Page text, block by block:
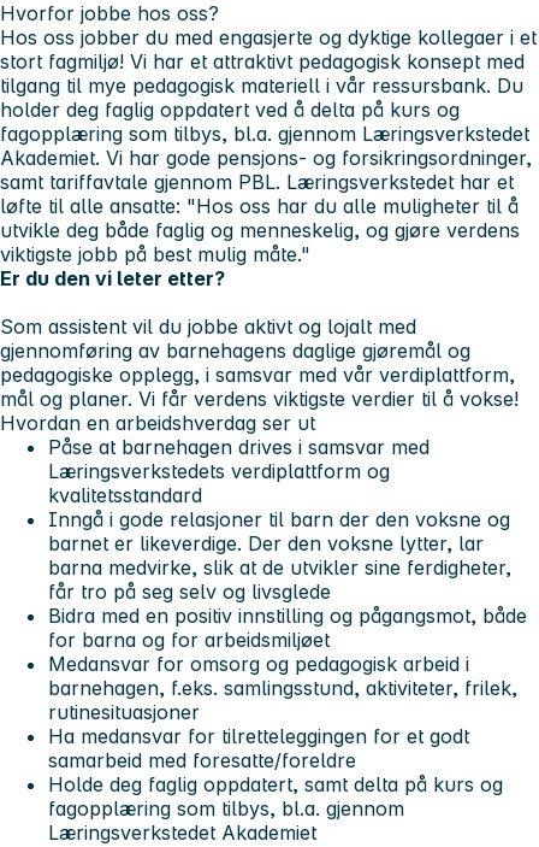
Hvorfor jobbe hos oss?
Hos oss jobber du med engasjerte og dyktige kollegaer i et
stort fagmiljø! Vi har et attraktivt pedagogisk konsept med
tilgang til mye pedagogisk materiell i vår ressursbank. Du
holder deg faglig oppdatert ved å delta på kurs og
fagopplæring som tilbys, bl.a. gjennom Læringsverkstedet
Akademiet. Vi har gode pensjons- og forsikringsordninger,
samt tariffavtale gjennom PBL. Læringsverkstedet har et
løfte til alle ansatte: "Hos oss har du alle muligheter til å
utvikle deg både faglig og menneskelig, og gjøre verdens
viktigste jobb på best mulig måte."
Er du den vi leter etter?
Som assistent vil du jobbe aktivt og lojalt med
gjennomføring av barnehagens daglige gjøremål og
pedagogiske opplegg, i samsvar med vår verdiplattform,
mål og planer. Vi får verdens viktigste verdier til å vokse!
Hvordan en arbeidshverdag ser ut
Påse at barnehagen drives i samsvar med
Læringsverkstedets verdiplattform og
kvalitetsstandard
Inngå i gode relasjoner til barn der den voksne og
barnet er likeverdige. Der den voksne lytter, lar
barna medvirke, slik at de utvikler sine ferdigheter,
får tro på seg selv og livsglede
Bidra med en positiv innstilling og pågangsmot, både
for barna og for arbeidsmiljøet
Medansvar for omsorg og pedagogisk arbeid i
barnehagen, f.eks. samlingsstund, aktiviteter, frilek,
rutinesituasjoner
Ha medansvar for tilretteleggingen for et godt
samarbeid med foresatte/foreldre
Holde deg faglig oppdatert, samt delta på kurs og
fagopplæring som tilbys, bl.a. gjennom
Læringsverkstedet Akademiet